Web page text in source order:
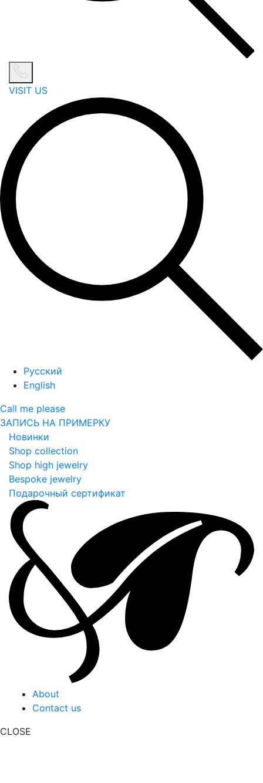
VISIT US
Русский
English
Call me please
ЗАПИСЬ НА ПРИМЕРКУ
Новинки
Shop collection
Shop high jewelry
Bespoke jewelry
Подарочный сертификат
About
Contact us
CLOSE